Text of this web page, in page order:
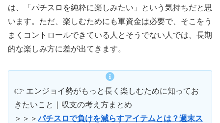
は、「パチスロを純粋に楽しみたい」という気持ちだと思
います。ただ、楽しむためにも軍資金は必要で、そこをう
まくコントロールできている人とそうでない人では、長期
的な楽しみ方に差が出てきます。
👉 エンジョイ勢がもっと長く楽しむために知ってお
きたいこと｜収支の考え方まとめ
＞＞＞パチスロで負けを減らすアイテムとは？週末ス